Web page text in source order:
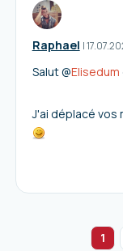
Raphael I
Salut @Elisedum
J'ai déplacé vos
1